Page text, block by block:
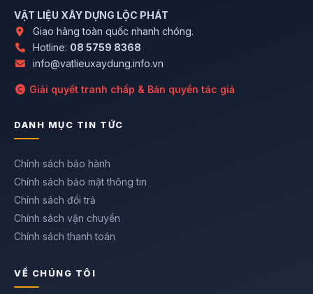
VẬT LIỆU XÂY DỰNG LỘC PHÁT
Giao hàng toàn quốc nhanh chóng.
Hotline: 08 5759 8368
info@vatlieuxaydung.info.vn
Giải quyết tranh chấp & Bản quyền tác giả
DANH MỤC TIN TỨC
Chính sách bảo hành
Chính sách bảo mật thông tin
Chính sách đổi trả
Chính sách vận chuyển
Chính sách thanh toán
VỀ CHÚNG TÔI